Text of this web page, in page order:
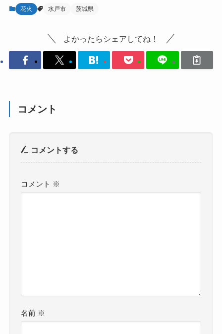
花火 水戸市 茨城県
よかったらシェアしてね！
コメント
コメントする
コメント ※
名前 ※